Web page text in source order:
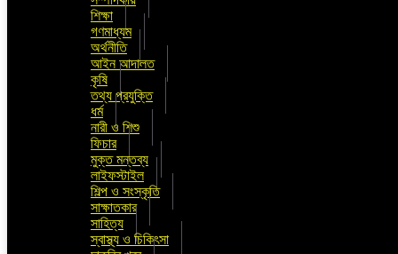
শিক্ষা
গণমাধ্যম
অর্থনীতি
আইন আদালত
কৃষি
তথ্য প্রযুক্তি
ধর্ম
নারী ও শিশু
ফিচার
মুক্ত মন্তব্য
লাইফস্টাইল
শিল্প ও সংস্কৃতি
সাক্ষাতকার
সাহিত্য
স্বাস্থ্য ও চিকিৎসা